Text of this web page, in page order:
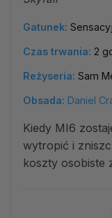
Gatunek:
Czas trwania: 2
Reżyseria: Sam
Obsada: Daniel
Kiedy MI6
wytropić i
koszty osobiste